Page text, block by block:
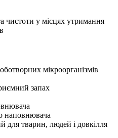
чистоти у місцях утримання
мікроорганізмів
запах
наповнювача
для тварин, людей і довкілля